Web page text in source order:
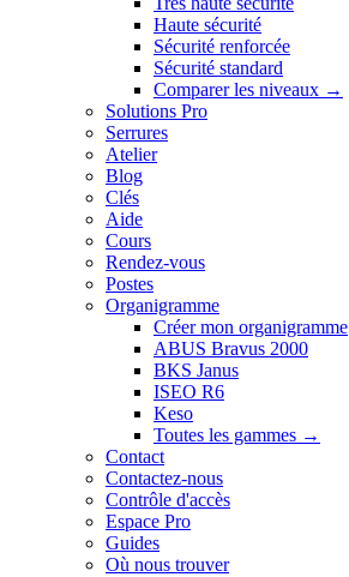
Haute sécurité
Sécurité renforcée
Sécurité standard
Comparer les niveaux →
Solutions Pro
Serrures
Atelier
Blog
Clés
Aide
Cours
Rendez-vous
Postes
Organigramme
Créer mon organigramme
ABUS Bravus 2000
BKS Janus
ISEO R6
Keso
Toutes les gammes →
Contact
Contactez-nous
Contrôle d'accès
Espace Pro
Guides
Où nous trouver